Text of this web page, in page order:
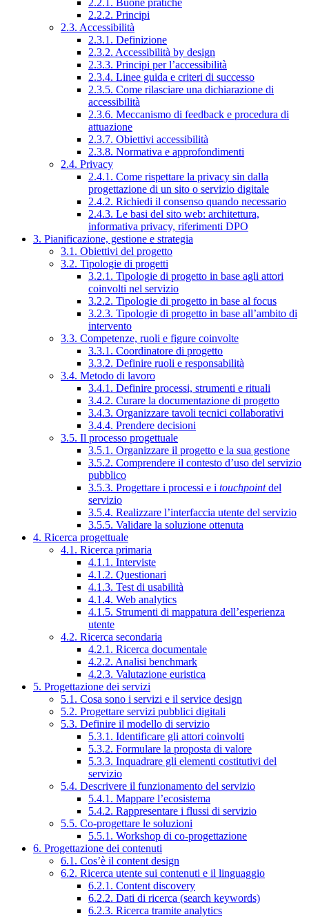
2.2.1. Buone pratiche
2.2.2. Principi
2.3. Accessibilità
2.3.1. Definizione
2.3.2. Accessibilità by design
2.3.3. Principi per l’accessibilità
2.3.4. Linee guida e criteri di successo
2.3.5. Come rilasciare una dichiarazione di
accessibilità
2.3.6. Meccanismo di feedback e procedura di
attuazione
2.3.7. Obiettivi accessibilità
2.3.8. Normativa e approfondimenti
2.4. Privacy
2.4.1. Come rispettare la privacy sin dalla
progettazione di un sito o servizio digitale
2.4.2. Richiedi il consenso quando necessario
2.4.3. Le basi del sito web: architettura,
informativa privacy, riferimenti DPO
3. Pianificazione, gestione e strategia
3.1. Obiettivi del progetto
3.2. Tipologie di progetti
3.2.1. Tipologie di progetto in base agli attori
coinvolti nel servizio
3.2.2. Tipologie di progetto in base al focus
3.2.3. Tipologie di progetto in base all’ambito di
intervento
3.3. Competenze, ruoli e figure coinvolte
3.3.1. Coordinatore di progetto
3.3.2. Definire ruoli e responsabilità
3.4. Metodo di lavoro
3.4.1. Definire processi, strumenti e rituali
3.4.2. Curare la documentazione di progetto
3.4.3. Organizzare tavoli tecnici collaborativi
3.4.4. Prendere decisioni
3.5. Il processo progettuale
3.5.1. Organizzare il progetto e la sua gestione
3.5.2. Comprendere il contesto d’uso del servizio
pubblico
3.5.3. Progettare i processi e i touchpointdel
servizio
3.5.4. Realizzare l’interfaccia utente del servizio
3.5.5. Validare la soluzione ottenuta
4. Ricerca progettuale
4.1. Ricerca primaria
4.1.1. Interviste
4.1.2. Questionari
4.1.3. Test di usabilità
4.1.4. Web analytics
4.1.5. Strumenti di mappatura dell’esperienza
utente
4.2. Ricerca secondaria
4.2.1. Ricerca documentale
4.2.2. Analisi benchmark
4.2.3. Valutazione euristica
5. Progettazione dei servizi
5.1. Cosa sono i servizi e il service design
5.2. Progettare servizi pubblici digitali
5.3. Definire il modello di servizio
5.3.1. Identificare gli attori coinvolti
5.3.2. Formulare la proposta di valore
5.3.3. Inquadrare gli elementi costitutivi del
servizio
5.4. Descrivere il funzionamento del servizio
5.4.1. Mappare l’ecosistema
5.4.2. Rappresentare i flussi di servizio
5.5. Co-progettare le soluzioni
5.5.1. Workshop di co-progettazione
6. Progettazione dei contenuti
6.1. Cos’è il content design
6.2. Ricerca utente sui contenuti e il linguaggio
6.2.1. Content discovery
6.2.2. Dati di ricerca (search keywords)
6.2.3. Ricerca tramite analytics